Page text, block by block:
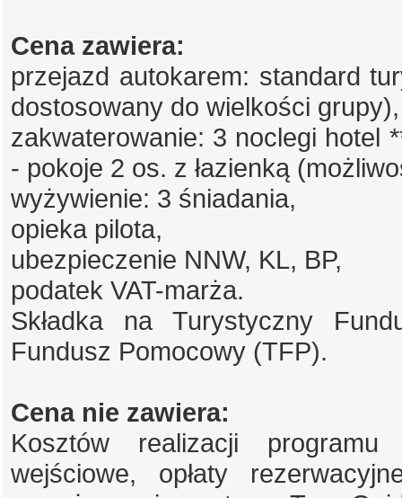
Cena zawiera:
przejazd autokarem: standard
dostosowany do wielkości grupy),
zakwaterowanie: 3 noclegi hotel
- pokoje 2 os. z łazienką
wyżywienie: 3 śniadania,
opieka pilota,
ubezpieczenie NNW, KL, BP,
podatek VAT-marża.
Składka na Turystyczny
Fundusz Pomocowy (TFP).
Cena nie zawiera:
Kosztów realizacji
wejściowe, opłaty